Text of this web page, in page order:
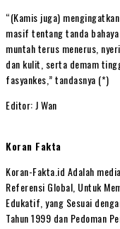
“(Kamis juga)
masif tentang tanda
muntah terus menerus,
dan kulit, serta demam
fasyankes,” tandasnya (*)
Editor: J Wan
Koran Fakta
Koran-Fakta.id Adalah
Referensi Global, Untuk
Edukatif, yang Sesuai
Tahun 1999 dan Pedoman